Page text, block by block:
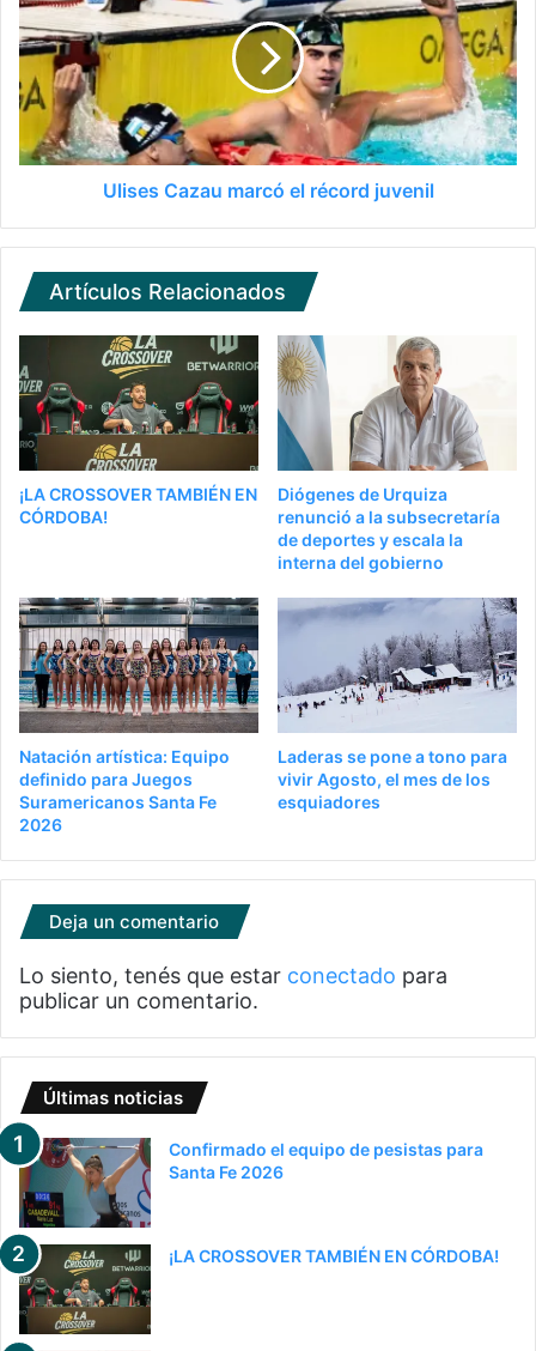
Ulises Cazau marcó el récord juvenil
Artículos Relacionados
¡LA CROSSOVER TAMBIÉN EN
CÓRDOBA!
Diógenes de Urquiza
renunció a la subsecretaría
de deportes y escala la
interna del gobierno
Natación artística: Equipo
definido para Juegos
Suramericanos Santa Fe
2026
Laderas se pone a tono para
vivir Agosto, el mes de los
esquiadores
Deja un comentario
Lo siento, tenés que estar conectado para
publicar un comentario.
Últimas noticias
Confirmado el equipo de pesistas para
Santa Fe 2026
¡LA CROSSOVER TAMBIÉN EN CÓRDOBA!